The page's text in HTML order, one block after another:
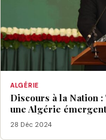
ALGÉRIE
Discours à la Nation
une Algérie
28 Déc 2024